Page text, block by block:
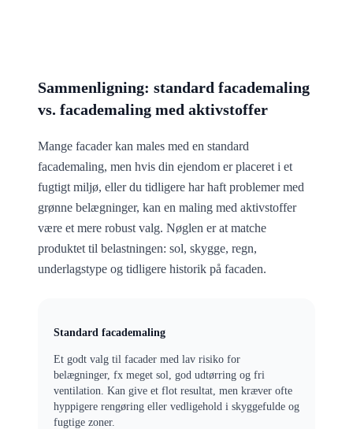
Sammenligning: standard facademaling
vs. facademaling med aktivstoffer
Mange facader kan males med en standard
facademaling, men hvis din ejendom er placeret i et
fugtigt miljø, eller du tidligere har haft problemer med
grønne belægninger, kan en maling med aktivstoffer
være et mere robust valg. Nøglen er at matche
produktet til belastningen: sol, skygge, regn,
underlagstype og tidligere historik på facaden.
Standard facademaling
Et godt valg til facader med lav risiko for
belægninger, fx meget sol, god udtørring og fri
ventilation. Kan give et flot resultat, men kræver ofte
hyppigere rengøring eller vedligehold i skyggefulde og
fugtige zoner.